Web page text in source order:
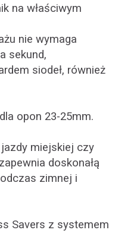
na właściwym
nie wymaga
sekund,
siodeł, również
opon 23-25mm.
miejskiej czy
doskonałą
zimnej i
Savers z systemem